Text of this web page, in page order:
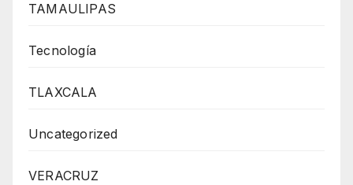
TAMAULIPAS
Tecnología
TLAXCALA
Uncategorized
VERACRUZ